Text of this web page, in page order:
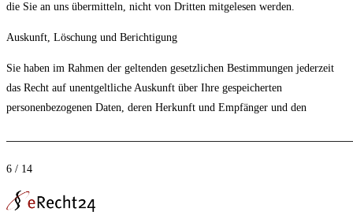
die Sie an uns übermitteln, nicht von Dritten mitgelesen werden.
Auskunft, Löschung und Berichtigung
Sie haben im Rahmen der geltenden gesetzlichen Bestimmungen jederzeit
das Recht auf unentgeltliche Auskunft über Ihre gespeicherten
personenbezogenen Daten, deren Herkunft und Empfänger und den
6 / 14